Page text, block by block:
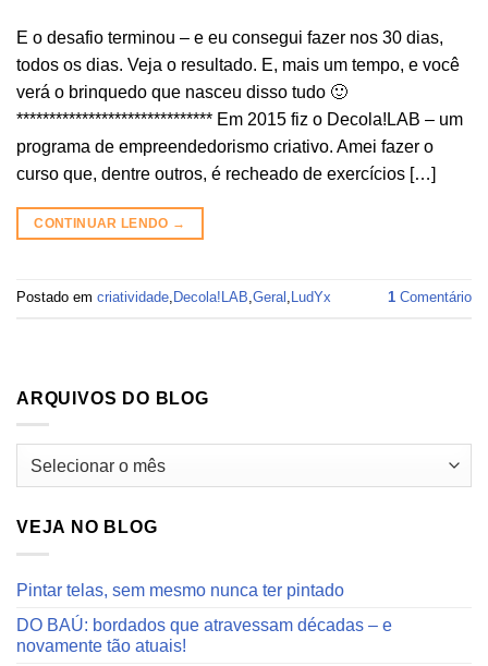
E o desafio terminou – e eu consegui fazer nos 30 dias,
todos os dias. Veja o resultado. E, mais um tempo, e você
verá o brinquedo que nasceu disso tudo 🙂
****************************** Em 2015 fiz o Decola!LAB – um
programa de empreendedorismo criativo. Amei fazer o
curso que, dentre outros, é recheado de exercícios […]
CONTINUAR LENDO →
Postado em criatividade Decola!LAB Geral LudYx 1 Comentário
ARQUIVOS DO BLOG
Arquivos
VEJA NO BLOG
Pintar telas, sem mesmo nunca ter pintado
DO BAÚ: bordados que atravessam décadas – e
novamente tão atuais!